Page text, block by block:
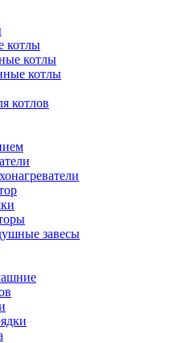
котлы
котлы
котлы
котлов
завесы